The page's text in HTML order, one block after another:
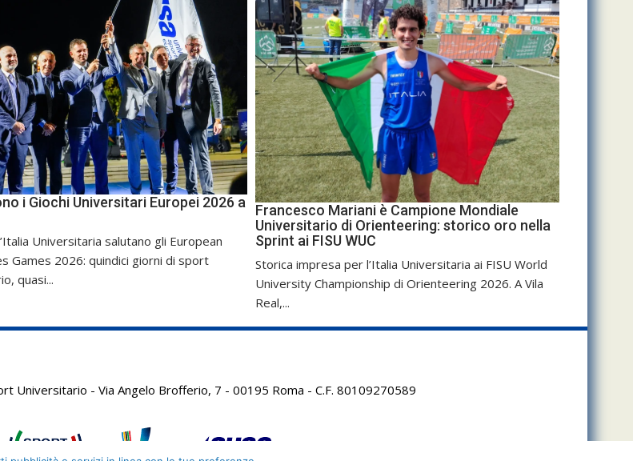
i Giochi Universitari Europei 2026 a
Universitaria salutano gli European
Games 2026: quindici giorni di sport
quasi...
Francesco Mariani è Campione Mondiale
Universitario di Orienteering: storico oro nella
Sprint ai FISU WUC
Storica impresa per l’Italia Universitaria ai FISU World
University Championship di Orienteering 2026. A Vila
Real,...
Universitario - Via Angelo Brofferio, 7 - 00195 Roma - C.F. 80109270589